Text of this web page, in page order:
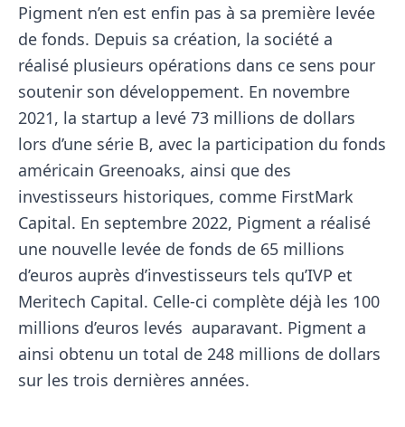
Pigment n’en est enfin pas à sa première levée
de fonds. Depuis sa création, la société a
réalisé plusieurs opérations dans ce sens pour
soutenir son développement. En novembre
2021, la startup a levé 73 millions de dollars
lors d’une série B, avec la participation du fonds
américain Greenoaks, ainsi que des
investisseurs historiques, comme FirstMark
Capital. En septembre 2022, Pigment a réalisé
une nouvelle levée de fonds de 65 millions
d’euros auprès d’investisseurs tels qu’IVP et
Meritech Capital. Celle-ci complète déjà les 100
millions d’euros levés auparavant. Pigment a
ainsi obtenu un total de 248 millions de dollars
sur les trois dernières années.